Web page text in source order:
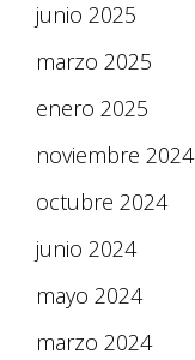
junio 2025
marzo 2025
enero 2025
noviembre 2024
octubre 2024
junio 2024
mayo 2024
marzo 2024